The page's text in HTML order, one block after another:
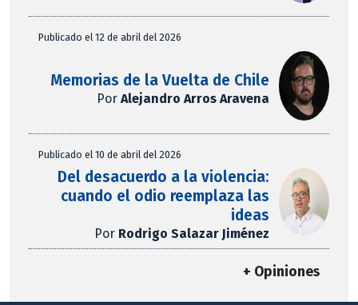
Publicado el 12 de abril del 2026
Memorias de la Vuelta de Chile
PorAlejandro Arros Aravena
Publicado el 10 de abril del 2026
Del desacuerdo a la violencia:
cuando el odio reemplaza las
ideas
Por Rodrigo Salazar Jiménez
+ Opiniones